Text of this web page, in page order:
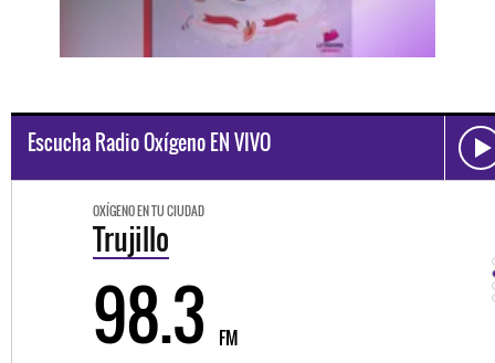
Escucha Radio Oxígeno EN VIVO
OXÍGENO EN TU CIUDAD
Trujillo
98.3 FM